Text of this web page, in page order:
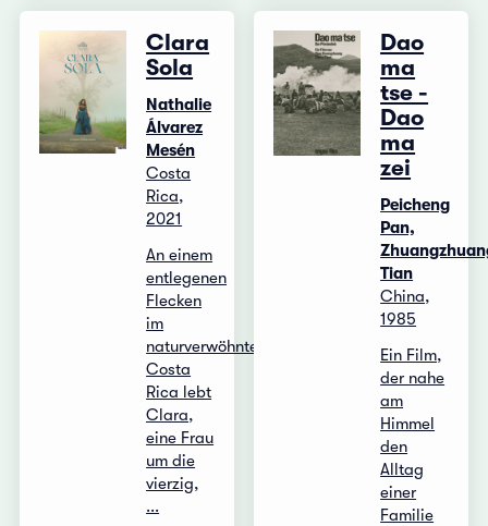
Clara
Sola
Nathalie
Álvarez
Mesén
Costa
Rica,
2021
An einem
entlegenen
Flecken
im
naturverwöhnten
Costa
Rica lebt
Clara,
eine Frau
um die
vierzig,
...
Dao
ma
tse -
Dao
ma
zei
Peicheng
Pan,
Tian
China,
1985
Ein Film,
der nahe
am
Himmel
den
Alltag
einer
Familie